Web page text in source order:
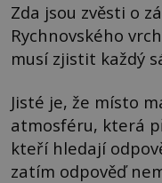
Zda jsou zvěsti o
Rychnovského
musí zjistit každý
Jisté je, že místo
atmosféru, která
kteří hledají
zatím odpověď